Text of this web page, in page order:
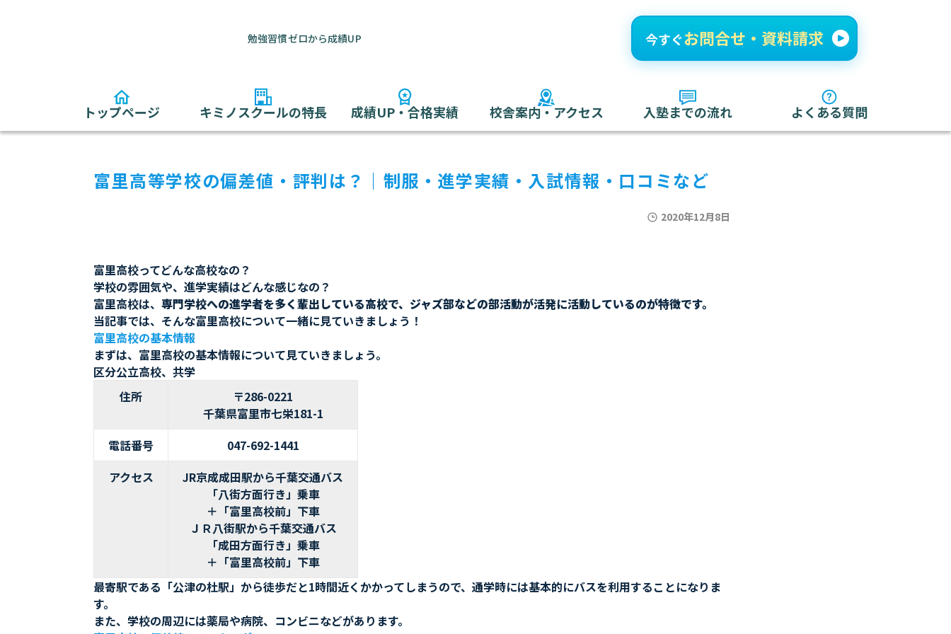
勉強習慣ゼロから成績UP
トップページ キミノスクールの特長 成績UP・合格実績 校舎案内・アクセス 入塾までの流れ よくある質問
富里高等学校の偏差値・評判は？｜制服・進学実績・入試情報・口コミなど
2020年12月8日
富里高校ってどんな高校なの？
学校の雰囲気や、進学実績はどんな感じなの？
富里高校は、 専門学校への進学者を多く輩出している高校で、ジャズ部などの部活動が活発に活動しているのが特徴です。
当記事では、そんな富里高校について一緒に見ていきましょう！
富里高校の基本情報
まずは、富里高校の基本情報について見ていきましょう。
区分公立高校、共学
住所
〒286-0221
千葉県富里市七栄181-1
電話番号
047-692-1441
アクセス
JR京成成田駅から千葉交通バス
「八街方面行き」乗車
＋「富里高校前」下車
ＪＲ八街駅から千葉交通バス
「成田方面行き」乗車
＋「富里高校前」下車
最寄駅である「公津の杜駅」から徒歩だと1時間近くかかってしまうので、通学時には基本的にバスを利用することになりま
す。
また、学校の周辺には薬局や病院、コンビニなどがあります。